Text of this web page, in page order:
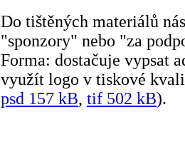
Do tištěných materiálů
"sponzory" nebo "za
Forma: dostačuje vypsat
využít logo v tiskové
psd 157 kB, tif 502 kB).